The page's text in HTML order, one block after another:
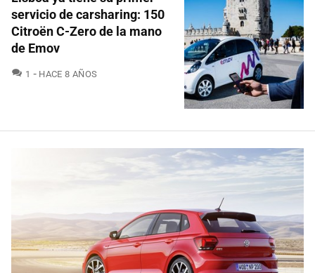
servicio de carsharing: 150
Citroën C-Zero de la mano
de Emov
1 COMENTARIOS
HACE 8 AÑOS